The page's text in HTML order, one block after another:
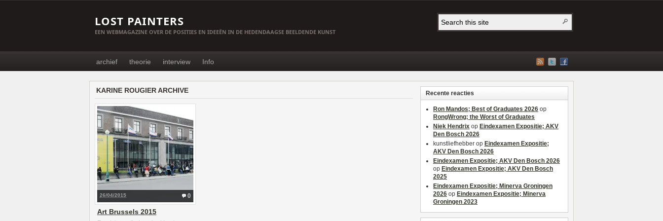
LOST PAINTERS
EEN WEBMAGAZINE OVER DE POSITIES EN IDEEËN IN DE HEDENDAAGSE BEELDENDE KUNST
archief theorie interview Info
KARINE ROUGIER ARCHIVE
0
26/04/2015
Art Brussels 2015
Recente reacties
Ron Mandos; Best of Graduates 2026 op
RongWrong; the Worst of Graduates
Niek Hendrix op Eindexamen Expositie; AKV
Den Bosch 2026
kunstliefhebber op Eindexamen Expositie;
AKV Den Bosch 2026
Eindexamen Expositie; AKV Den Bosch 2026
op Eindexamen Expositie; AKV Den Bosch
2025
Eindexamen Expositie; Minerva Groningen
2026 op Eindexamen Expositie; Minerva
Groningen 2023